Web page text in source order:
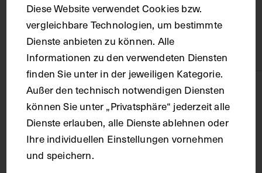
Material
Karton
Technik
Fotografie
Diese Website verwendet Cookies bzw.
vergleichbare Technologien, um bestimmte
Dienste anbieten zu können. Alle
Informationen zu den verwendeten Diensten
finden Sie unter in der jeweiligen Kategorie.
Außer den technisch notwendigen Diensten
können Sie unter „Privatsphäre“ jederzeit alle
Dienste erlauben, alle Dienste ablehnen oder
Ihre individuellen Einstellungen vornehmen
und speichern.